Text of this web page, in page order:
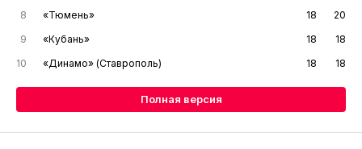
8
«Тюмень» 18
20
9
«Кубань» 18
18
10
«Динамо» (Ставрополь) 18 18
Полная версия